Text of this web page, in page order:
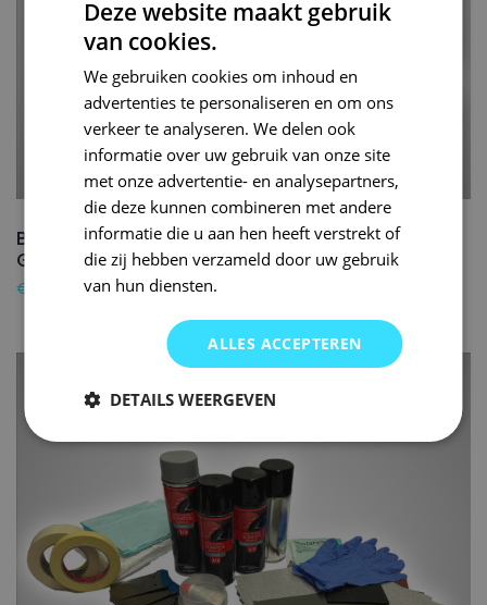
BENTLEY Autolak reparatieset LK1U ANTIQUE
GOLD – 400ml
€
Deze website maakt gebruik
van cookies.
We gebruiken cookies om inhoud en
advertenties te personaliseren en om ons
verkeer te analyseren. We delen ook
informatie over uw gebruik van onze site
met onze advertentie- en analysepartners,
die deze kunnen combineren met andere
informatie die u aan hen heeft verstrekt of
die zij hebben verzameld door uw gebruik
van hun diensten.
ALLES ACCEPTEREN
DETAILS WEERGEVEN